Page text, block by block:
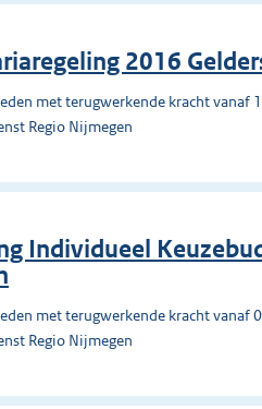
2016
met terugwerkende kracht vanaf
Regio Nijmegen
Individueel
met terugwerkende kracht vanaf
Regio Nijmegen